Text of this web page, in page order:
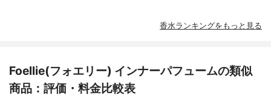
香水ランキングをもっと見る
Foellie(フォエリー) インナーパフュームの類似
商品：評価・料金比較表